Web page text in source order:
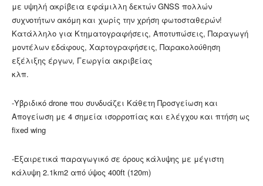
με υψηλή ακρίβεια εφάμιλλη δεκτών GNSS πολλών
συχνοτήτων ακόμη και χωρίς την χρήση φωτοσταθερών!
Κατάλληλο για Κτηματογραφήσεις, Αποτυπώσεις, Παραγωγή
μοντέλων εδάφους, Χαρτογραφήσεις, Παρακολούθηση
εξέλιξης έργων, Γεωργία ακριβείας
κλπ.
-Υβριδικό drone που συνδυάζει Κάθετη Προσγείωση και
Απογείωση με 4 σημεία ισορροπίας και ελέγχου και πτήση ως
fixed wing
-Εξαιρετικά παραγωγικό σε όρους κάλυψης με μέγιστη
κάλυψη 2.1km2 από ύψος 400ft (120m)